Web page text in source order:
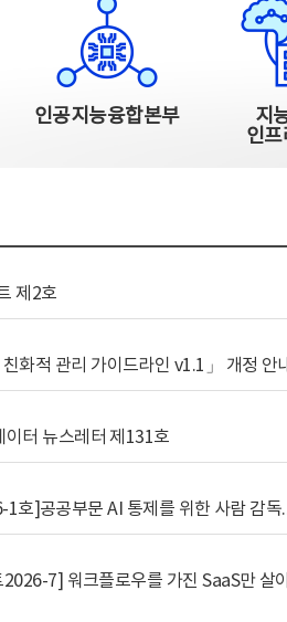
인공지능융합본부
지
인
제2호
친화적 관리 가이드라인 v1.1」 개정 안
터 뉴스레터 제131호
[AI.GOV 이슈리포트